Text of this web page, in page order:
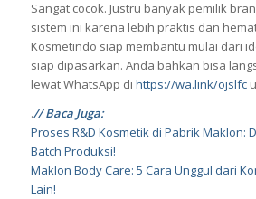
Sangat cocok. Justru banyak pemilik
sistem ini karena lebih praktis dan
Kosmetindo siap membantu mulai dari
siap dipasarkan. Anda bahkan bisa
lewat WhatsApp di https://wa.link/ojslfc
.// Baca Juga:
Proses R&D Kosmetik di Pabrik Maklon:
Batch Produksi!
Maklon Body Care: 5 Cara Unggul dari
Lain!